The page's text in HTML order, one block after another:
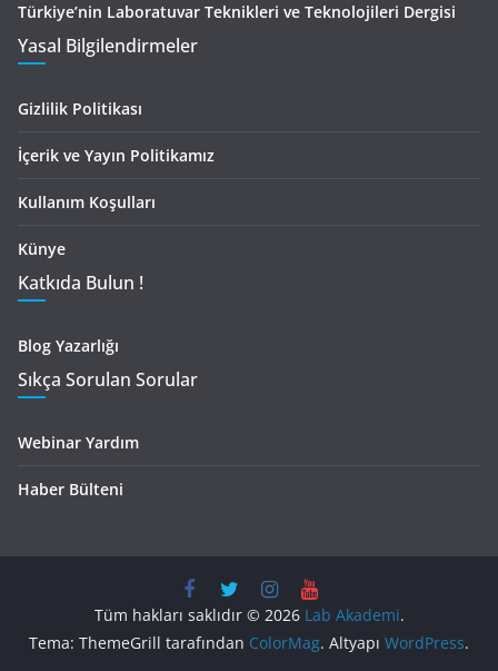
Türkiye’nin Laboratuvar Teknikleri ve Teknolojileri Dergisi
Yasal Bilgilendirmeler
Gizlilik Politikası
İçerik ve Yayın Politikamız
Kullanım Koşulları
Künye
Katkıda Bulun !
Blog Yazarlığı
Sıkça Sorulan Sorular
Webinar Yardım
Haber Bülteni
Tüm hakları saklıdır © 2026 Lab Akademi.
Tema: ThemeGrill tarafından ColorMag. Altyapı WordPress.